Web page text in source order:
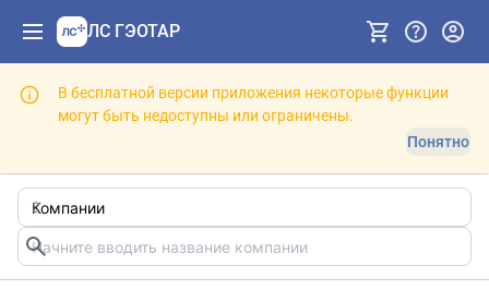
ЛС ГЭОТАР
В бесплатной версии приложения некоторые функции
могут быть недоступны или ограничены.
Понятно